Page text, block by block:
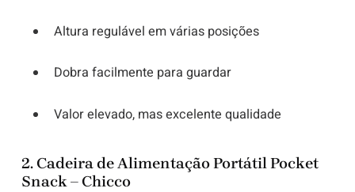
Altura regulável em várias posições
Dobra facilmente para guardar
Valor elevado, mas excelente qualidade
2.Cadeira de Alimentação Portátil Pocket
Snack – Chicco